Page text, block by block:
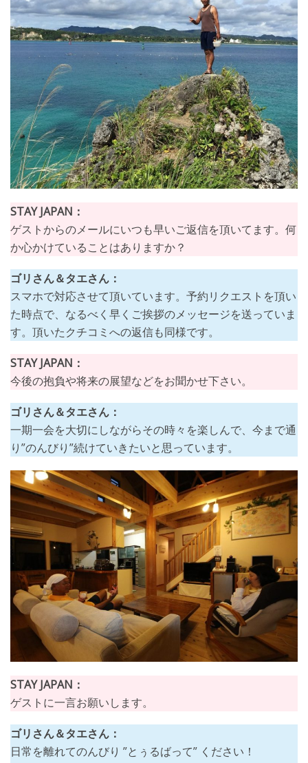
STAY JAPAN：
ゲストからのメールにいつも早いご返信を頂いてます。何
か心かけていることはありますか？
ゴリさん＆タエさん：
スマホで対応させて頂いています。予約リクエストを頂い
た時点で、なるべく早くご挨拶のメッセージを送っていま
す。頂いたクチコミへの返信も同様です。
STAY JAPAN：
今後の抱負や将来の展望などをお聞かせ下さい。
ゴリさん＆タエさん：
一期一会を大切にしながらその時々を楽しんで、今まで通
り”のんびり”続けていきたいと思っています。
STAY JAPAN：
ゲストに一言お願いします。
ゴリさん＆タエさん：
日常を離れてのんびり ”とぅるばって” ください！